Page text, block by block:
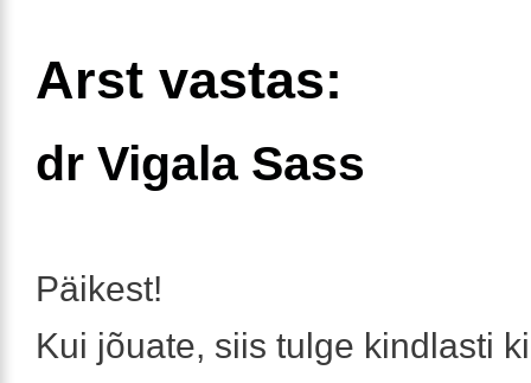
Arst vastas:
dr Vigala Sass
Päikest!
Kui jõuate, siis tulge kindlasti